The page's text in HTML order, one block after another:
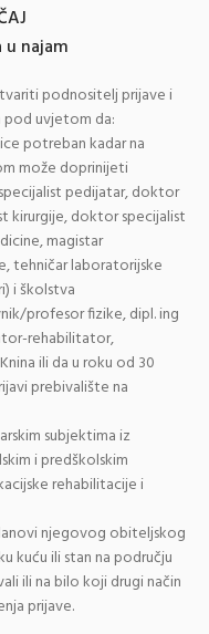
najam
podnositelj prijave i
uvjetom da:
potreban kadar na
može doprinijeti
pedijatar, doktor
kirurgije, doktor specijalist
magistar
tehničar laboratorijske
i školstva
profesor fizike, dipl. ing
rehabilitator,
ili da u roku od 30
prebivalište na
subjektima iz
i predškolskim
rehabilitacije i
njegovog obiteljskog
kuću ili stan na području
ili na bilo koji drugi način
prijave.